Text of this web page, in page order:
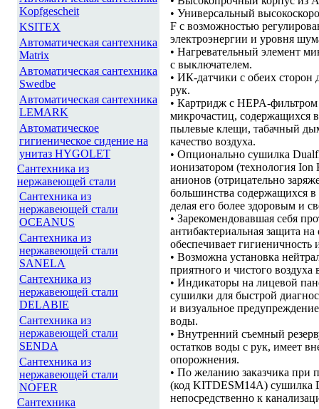
Kopfgescheit
KSITEX
Автоматическая сантехника
Matrix
Автоматическая сантехника
Swedbe
Автоматическая сантехника
LEMARK
Автоматическое
гигиеническое сидение на
унитаз HYGOLET
Сантехника из
нержавеющей стали
Сантехника из
нержавеющей стали
OCEANUS
Сантехника из
нержавеющей стали
SANELA
Сантехника из
нержавеющей стали
DELABIE
Сантехника из
нержавеющей стали
SENDA
Сантехника из
нержавеющей стали
NOFER
Сантехника
• Универсальный
F с возможностью
электроэнергии и уровня
• Нагревательный элемент
с выключателем.
• ИК-датчики с обеих сторон
рук.
• Картридж с HEPA-
микрочастиц, содержащихся
пылевые клещи, табачный
качество воздуха.
• Опционально сушилка
ионизатором (технология
анионов (отрицательно
большинства содержащихся
делая его более здоровым и
• Зарекомендовавшая себя
антибактериальная защита
обеспечивает гигиеничность
• Возможна установка
приятного и чистого
• Индикаторы на лицевой
сушилки для быстрой
и визуальное
воды.
• Внутренний съемный
остатков воды с рук, имеет
опорожнения.
• По желанию заказчика при
(код KITDESM14A) сушилка
непосредственно к